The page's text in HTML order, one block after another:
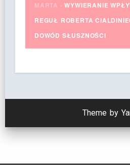
MARTA -WYWIERANIE
REGUŁ ROBERTA
DOWÓD SŁUSZNOŚCI
Theme by